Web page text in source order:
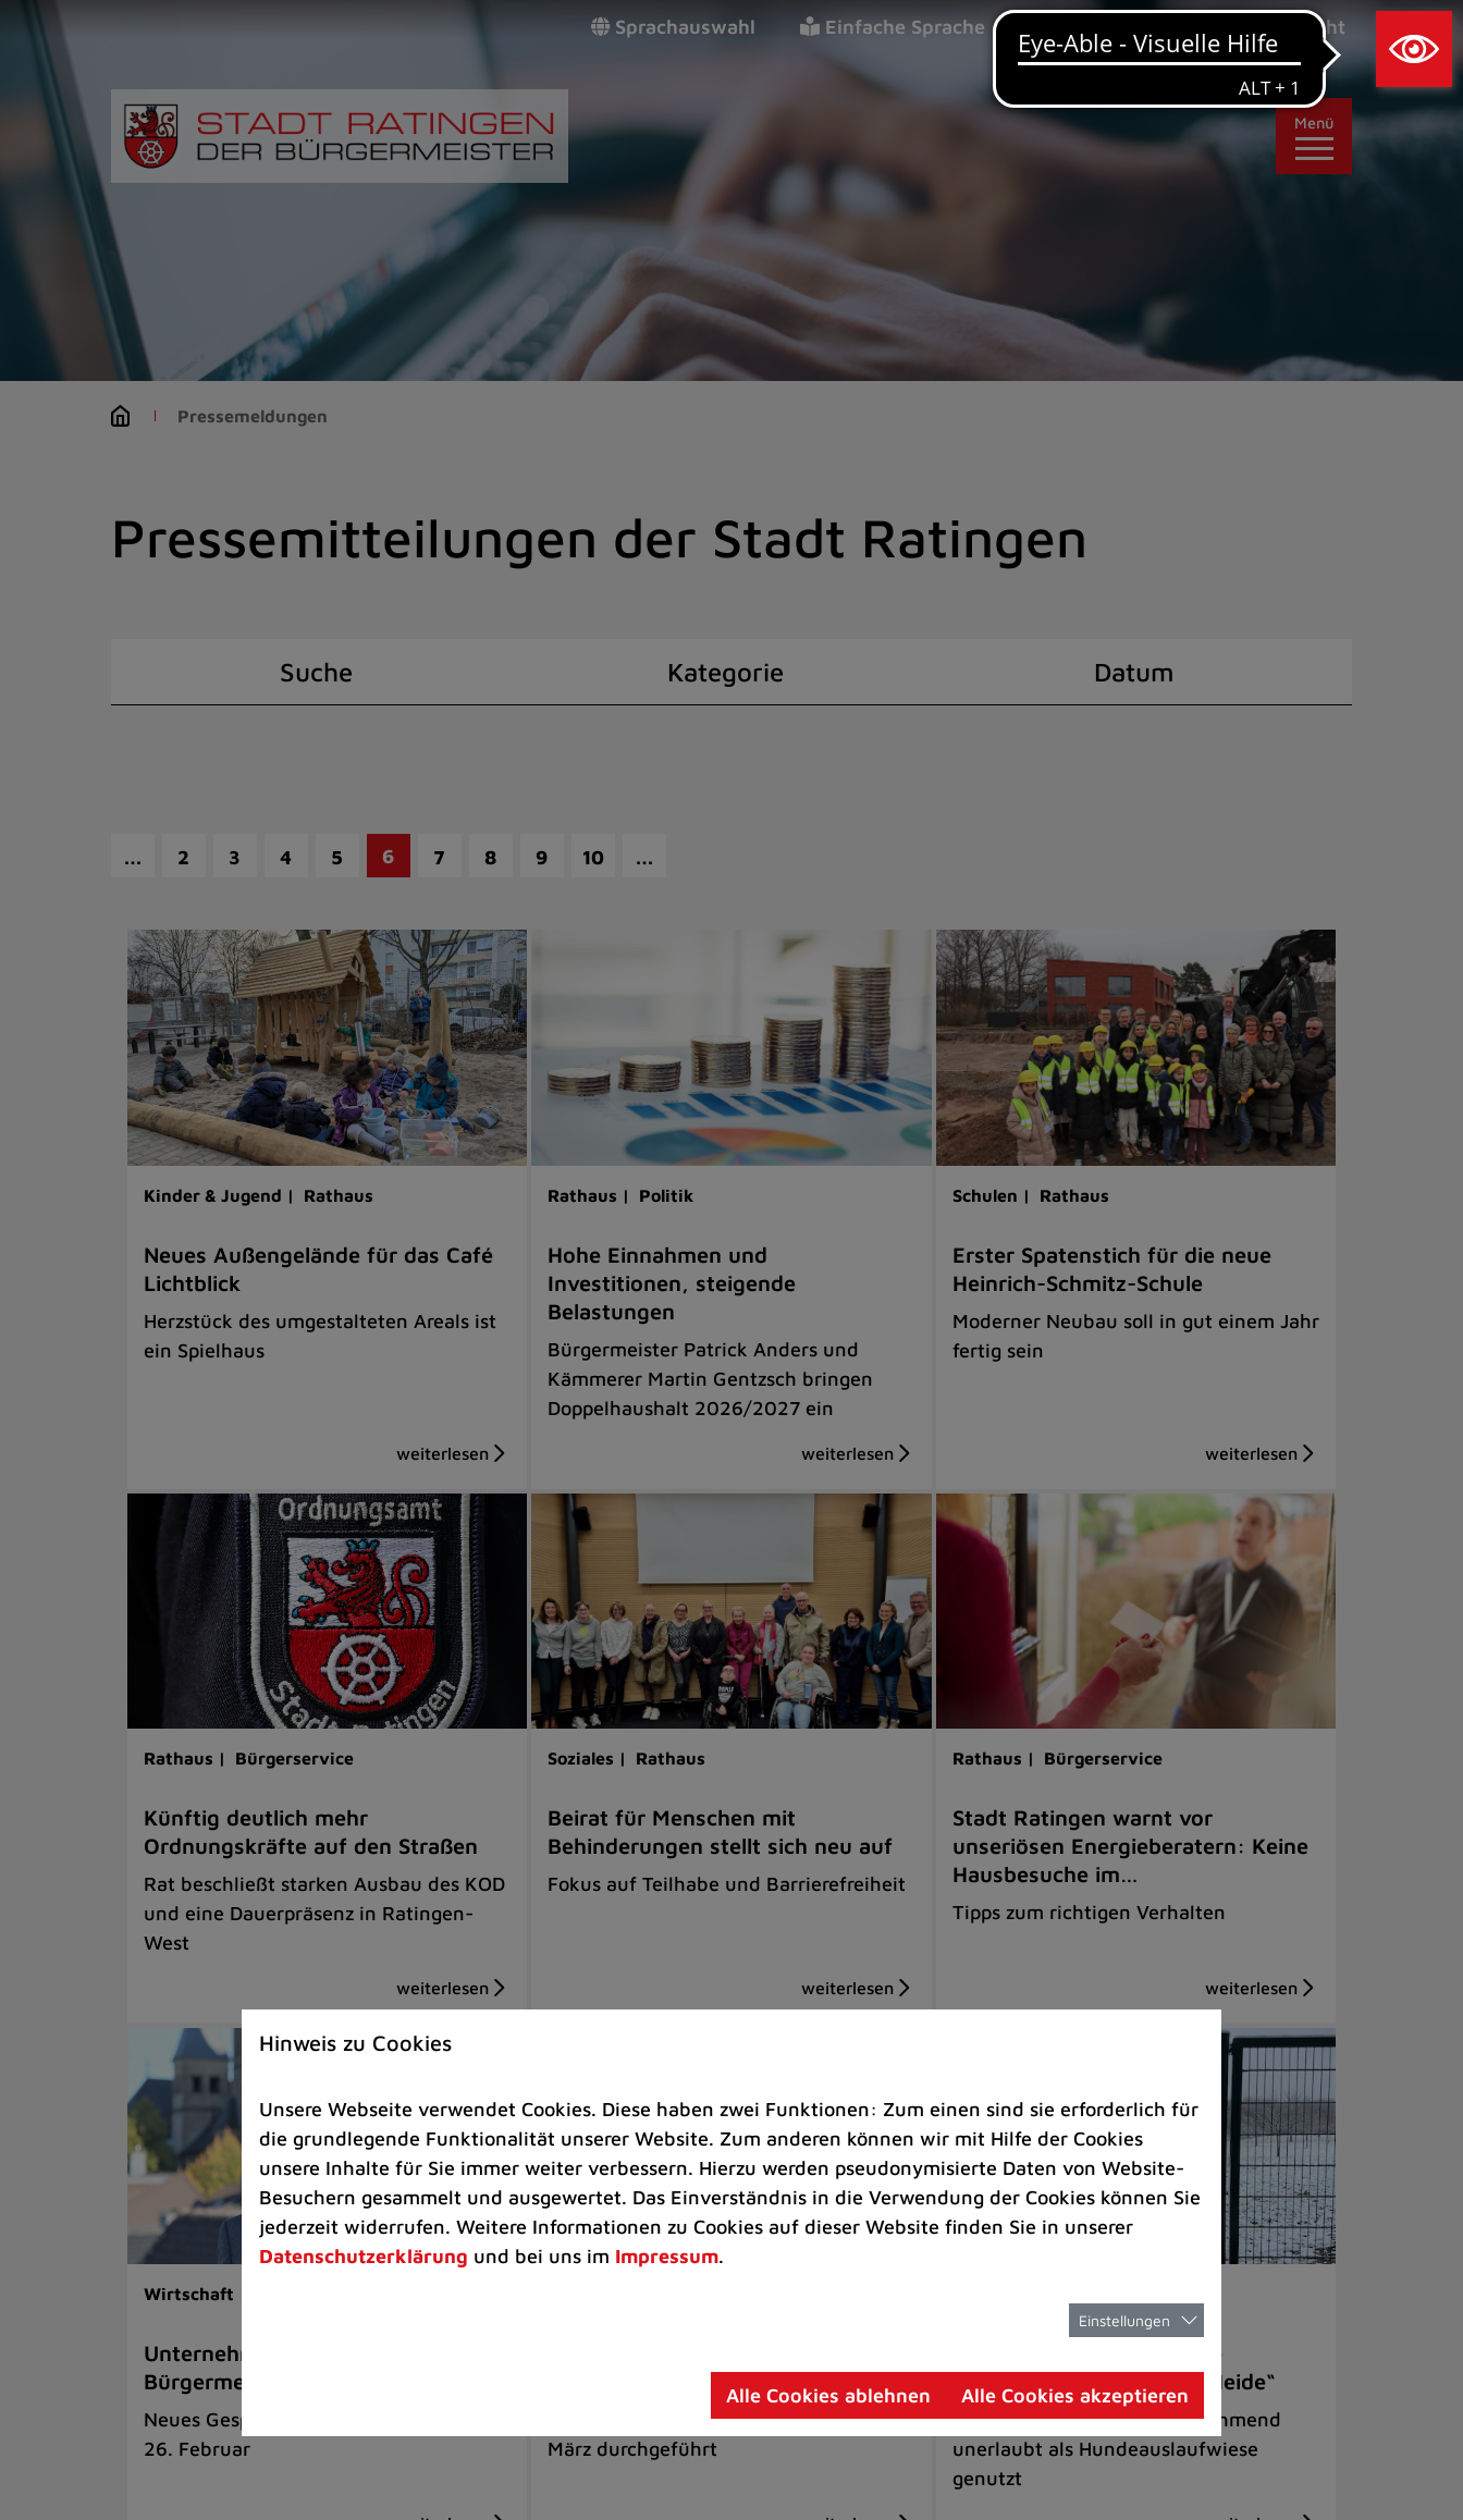
(Schnelltaste
Zum
Seitenanfang
springen
(Schnelltaste
Navigation/Menü
(Schnelltaste
Zur
Sprachauswahl Einfache Sprache Ansicht
Pressemeldungen
Pressemitteilungen der Stadt Ratingen
Suche Kategorie Datum
… 2 3 4 5 6 7 8 9 10 …
Kinder & Jugend | Rathaus
Neues Außengelände für das Café
Lichtblick
Herzstück des umgestalteten Areals ist
ein Spielhaus
Rathaus | Politik
Hohe Einnahmen und
Investitionen, steigende
Belastungen
Bürgermeister Patrick Anders und
Kämmerer Martin Gentzsch bringen
Doppelhaushalt 2026/2027 ein
Schulen | Rathaus
Erster Spatenstich für die neue
Heinrich-Schmitz-Schule
Moderner Neubau soll in gut einem Jahr
fertig sein
Rathaus | Bürgerservice
Künftig deutlich mehr
Ordnungskräfte auf den Straßen
Rat beschließt starken Ausbau des KOD
und eine Dauerpräsenz in Ratingen-
West
Soziales | Rathaus
Beirat für Menschen mit
Behinderungen stellt sich neu auf
Fokus auf Teilhabe und Barrierefreiheit
Rathaus | Bürgerservice
Stadt Ratingen warnt vor
unseriösen Energieberatern: Keine
Hausbesuche im…
Tipps zum richtigen Verhalten
Wirtschaft |
Unternehmersprechstunde bei
Bürgermeister Patrick Anders
Neues Gesprächsformat erstmals am
26. Februar
Verfahren wird in drei Wellen bis Mitte
März durchgeführt
Schutzmaßnahmen für die
Streuobstwiese „Hahner Heide“
Ausgleichsfläche wurde zunehmend
unerlaubt als Hundeauslaufwiese
genutzt
×
Hinweis zu Cookies
Unsere Webseite verwendet Cookies. Diese haben zwei Funktionen: Zum einen sind sie erforderlich für
die grundlegende Funktionalität unserer Website. Zum anderen können wir mit Hilfe der Cookies
unsere Inhalte für Sie immer weiter verbessern. Hierzu werden pseudonymisierte Daten von Website-
Besuchern gesammelt und ausgewertet. Das Einverständnis in die Verwendung der Cookies können Sie
jederzeit widerrufen. Weitere Informationen zu Cookies auf dieser Website finden Sie in unserer
Datenschutzerklärung und bei uns im Impressum.
Einstellungen
Alle Cookies ablehnen Alle Cookies akzeptieren